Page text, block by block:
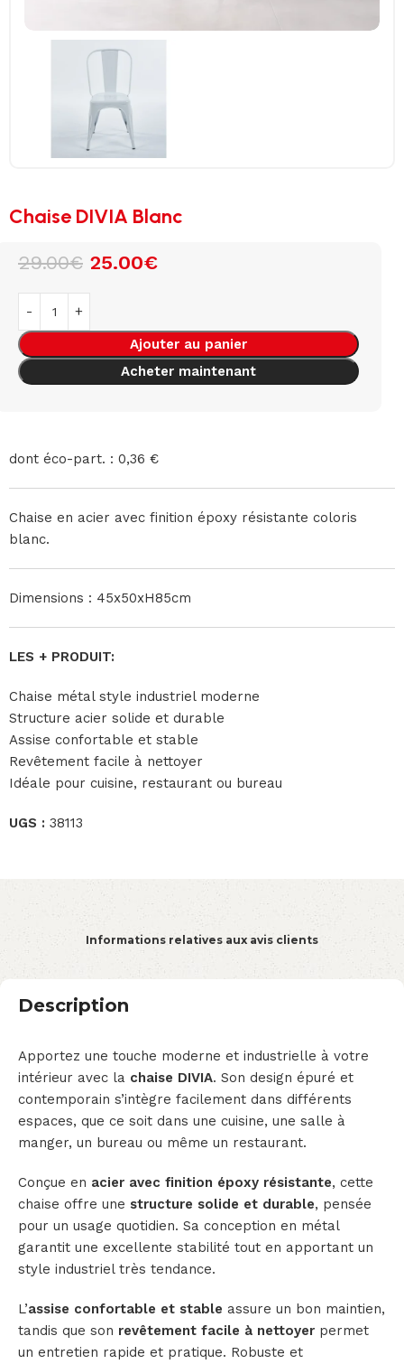
Chaise DIVIA Blanc
29.00€ 25.00€
Ajouter au panier
Acheter maintenant
dont éco-part. : 0,36 €
Chaise en acier avec finition époxy résistante coloris
blanc.
Dimensions : 45x50xH85cm
LES + PRODUIT:
Chaise métal style industriel moderne
Structure acier solide et durable
Assise confortable et stable
Revêtement facile à nettoyer
Idéale pour cuisine, restaurant ou bureau
UGS : 38113
Informations relatives aux avis clients
Description
Apportez une touche moderne et industrielle à votre
intérieur avec la chaise DIVIA. Son design épuré et
contemporain s’intègre facilement dans différents
espaces, que ce soit dans une cuisine, une salle à
manger, un bureau ou même un restaurant.
Conçue en acier avec finition époxy résistante, cette
chaise offre une structure solide et durable, pensée
pour un usage quotidien. Sa conception en métal
garantit une excellente stabilité tout en apportant un
style industriel très tendance.
L’assise confortable et stable assure un bon maintien,
tandis que son revêtement facile à nettoyer permet
un entretien rapide et pratique. Robuste et